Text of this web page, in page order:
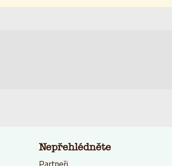
Nepřehlédněte